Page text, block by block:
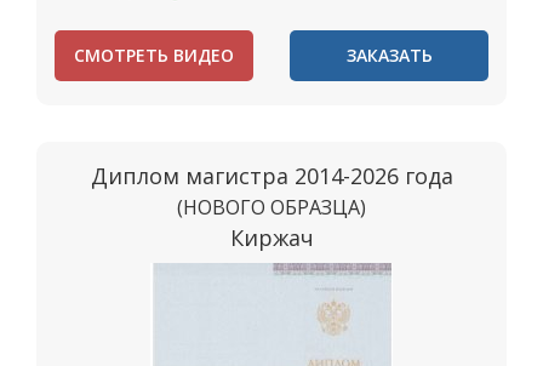
СМОТРЕТЬ ВИДЕО ЗАКАЗАТЬ
Диплом магистра 2014-2026 года
(НОВОГО ОБРАЗЦА)
Киржач